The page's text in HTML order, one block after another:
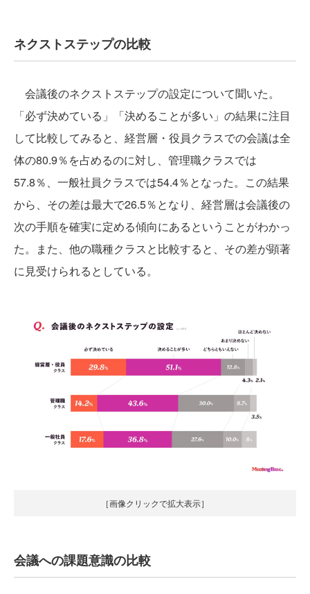
ネクストステップの比較
会議後のネクストステップの設定について聞いた。
「必ず決めている」「決めることが多い」の結果に注目
して比較してみると、経営層・役員クラスでの会議は全
体の80.9％を占めるのに対し、管理職クラスでは
57.8％、一般社員クラスでは54.4％となった。この結果
から、その差は最大で26.5％となり、経営層は会議後の
次の手順を確実に定める傾向にあるということがわかっ
た。また、他の職種クラスと比較すると、その差が顕著
に見受けられるとしている。
［画像クリックで拡大表示］
会議への課題意識の比較